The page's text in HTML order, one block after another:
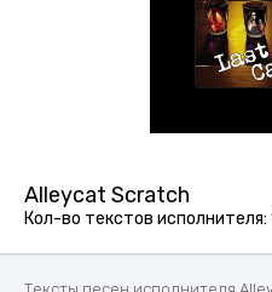
Alleycat Scratch
Кол-во текстов исполнителя: